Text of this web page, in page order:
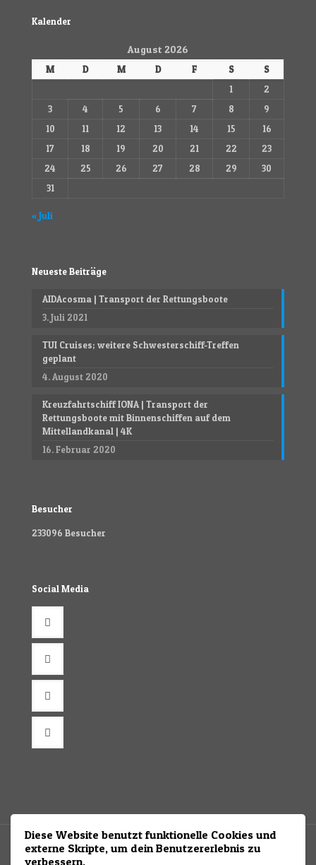
Diese Website benutzt funktionelle Cookies und
externe Skripte, um dein Benutzererlebnis zu
verbessern.
Kalender
August 2026
M D M D F S
S
1
2
3
4 5 6 7 8
9
10
11 12 13 14 15
16
17
18 19 20 21 22
23
24
25 26 27 28 29
30
31
« Juli
Neueste Beiträge
AIDAcosma | Transport der Rettungsboote
3. Juli 2021
TUI Cruises; weitere Schwesterschiff-Treffen
geplant
4. August 2020
Kreuzfahrtschiff IONA | Transport der
Rettungsboote mit Binnenschiffen auf dem
Mittellandkanal | 4K
16. Februar 2020
Besucher
233096 Besucher
Social Media